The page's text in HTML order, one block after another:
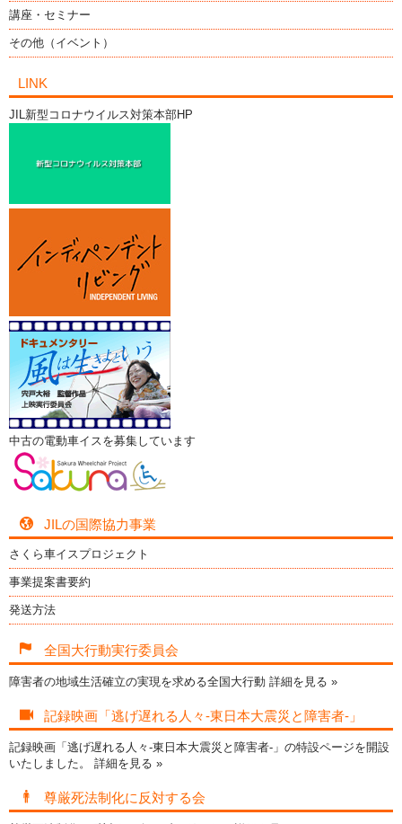
講座・セミナー
その他（イベント）
LINK
JIL新型コロナウイルス対策本部HP
中古の電動車イスを募集しています
JILの国際協力事業
さくら車イスプロジェクト
事業提案書要約
発送方法
全国大行動実行委員会
障害者の地域生活確立の実現を求める全国大行動 詳細を見る »
記録映画「逃げ遅れる人々-東日本大震災と障害者-」
記録映画「逃げ遅れる人々-東日本大震災と障害者-」の特設ページを開設
いたしました。 詳細を見る »
尊厳死法制化に反対する会